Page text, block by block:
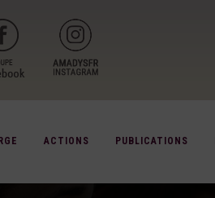
ACTIONS PUBLICATIONS